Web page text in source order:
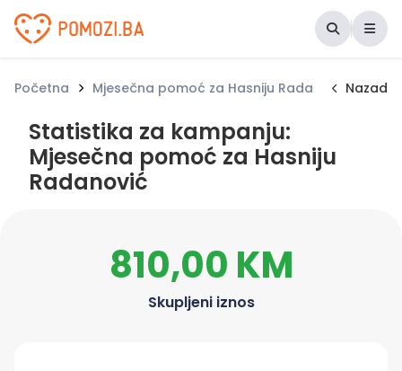
Udruženje Pomozi.ba
Početna Mjesečna pomoć za Hasniju RadanovićNazad
Statistika za kampanju:
Mjesečna pomoć za Hasniju
Radanović
810,00 KM
Skupljeni iznos